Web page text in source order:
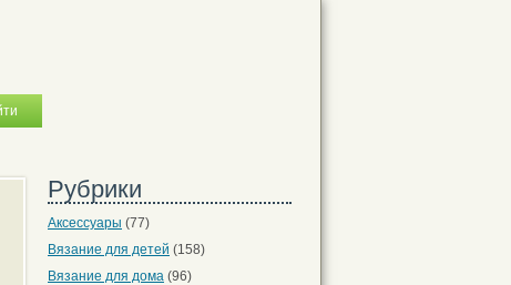
Рубрики
Аксессуары (77)
Вязание для детей (158)
Вязание для дома (96)